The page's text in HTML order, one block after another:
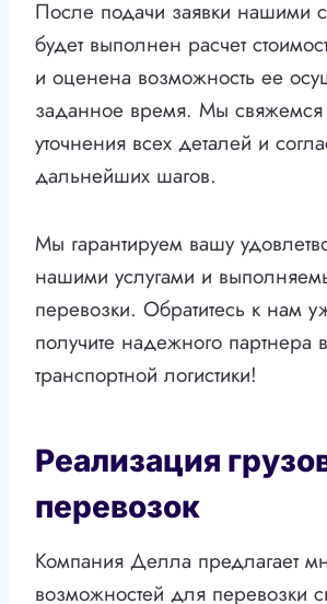
После подачи заявки нашими
будет выполнен расчет
и оценена возможность ее
заданное время. Мы
уточнения всех деталей и
дальнейших шагов.
Мы гарантируем вашу
нашими услугами и
перевозки. Обратитесь к нам
получите надежного партнера
транспортной логистики!
Реализация
перевозок
Компания Делла предлагает
возможностей для перевозки